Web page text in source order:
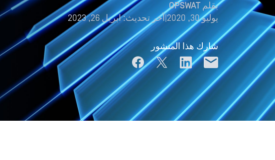
بقلم OPSWAT
يوليو 30, 2020
|آخر تحديث:ابريل 26, 2023
شارك هذا المنشور